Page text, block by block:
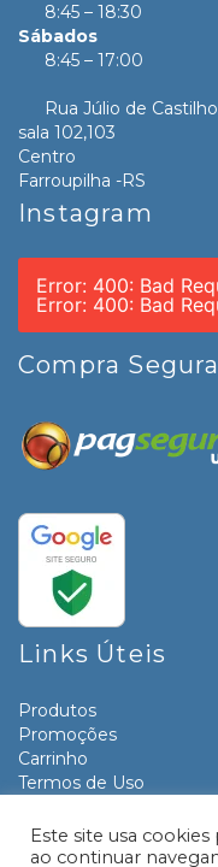
8:45 – 18:30
Sábados
8:45 – 17:00
Rua Júlio de
sala 102,103
Centro
Farroupilha -RS
Instagram
Error: 400: Bad
Error: 400: Bad
Compra Segura
Links Úteis
Produtos
Promoções
Carrinho
Termos de Uso
Contato
Este site usa
ao continuar